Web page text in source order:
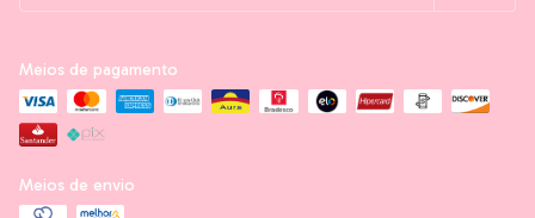
Meios de pagamento
Meios de envio